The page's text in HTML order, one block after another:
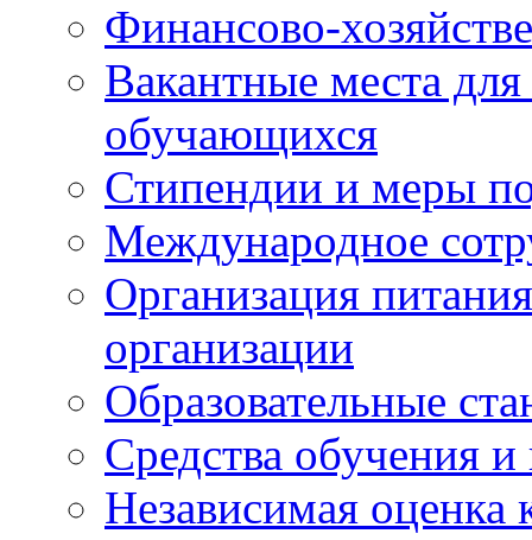
Финансово-
Вакантные места
обучающихся
Стипендии и меры
Международное
Организация
организации
Образовательные
Средства обучения и
Независимая оценка